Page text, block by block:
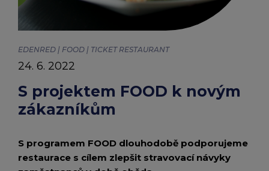
Edenred
Peněženka Edenred Benefits
Peněženka Edenred Health
TANKARTA Benefit od Edenred
Informace k migraci na Edenred Card
Edenred Benefits poukázky
Edenred Benefity Premium
All-in-One cafeterie FKSP
Qerko
Edenred Compliments
Edenred Service
EDENRED | FOOD | TICKET RESTAURANT
S projektem FOOD k novým
zákazníkům
24. 6. 2022
S programem FOOD dlouhodobě podporujeme
restaurace s cílem zlepšit stravovací návyky